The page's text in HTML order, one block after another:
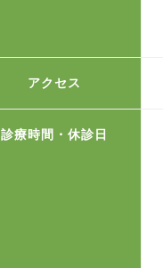
アクセス
診療時間・休診日